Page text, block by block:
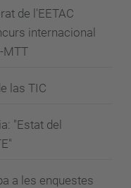
de l'EETAC
internacional
MTT
las TIC
"Estat del
a les enquestes